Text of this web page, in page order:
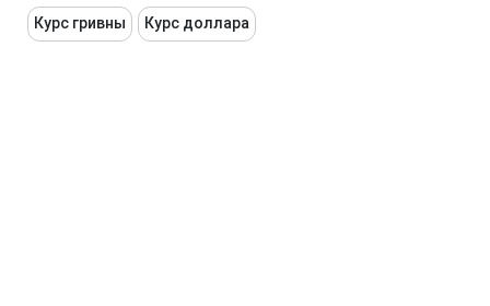
Курс гривны Курс доллара